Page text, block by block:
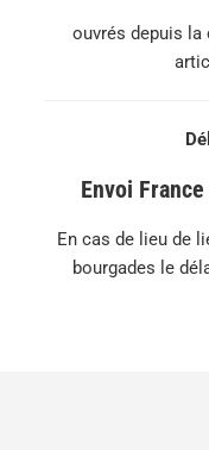
ouvrés depuis la
Envoi
En cas de lieu de
bourgades le